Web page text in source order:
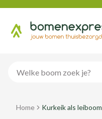
Home Kurkeik als leiboom